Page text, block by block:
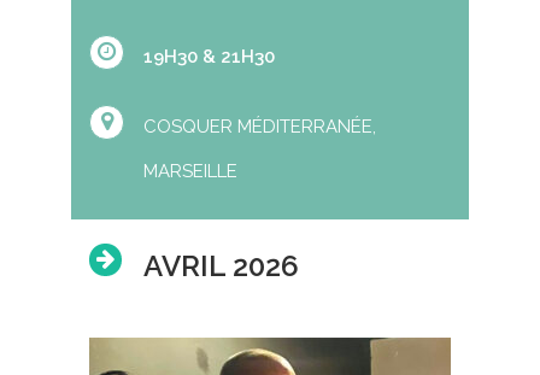
19H30 & 21H30
COSQUER MÉDITERRANÉE,
MARSEILLE
AVRIL 2026